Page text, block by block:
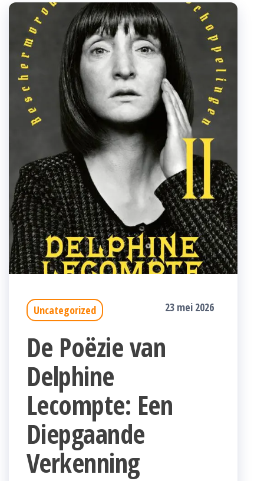
Uncategorized 23 mei 2026
De Poëzie van
Delphine
Lecompte: Een
Diepgaande
Verkenning